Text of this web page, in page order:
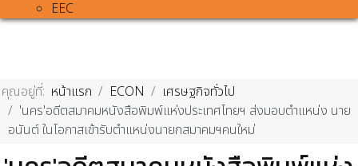
EEC
คุณอยู่ที่: หน้าแรก ECON
เศรษฐกิจทั่วไป
'นคร'อดีตสมาคมหนังสือพิมพ์แห่งประเทศไทยฯ ส่งมอบตำแหน่ง นาย
อนันต์ ในโอกาสเข้ารับตำแหน่งนายกสมาคมฯคนใหม่